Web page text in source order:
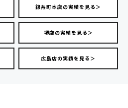
錦糸町本店の実績を見る＞
堺店の実績を見る＞
広島店の実績を見る＞